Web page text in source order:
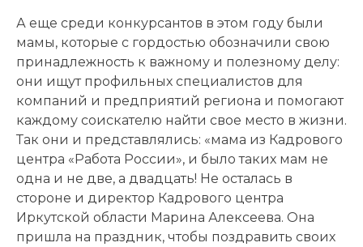
А еще среди конкурсантов в этом году были
мамы, которые с гордостью обозначили свою
принадлежность к важному и полезному делу:
они ищут профильных специалистов для
компаний и предприятий региона и помогают
каждому соискателю найти свое место в жизни.
Так они и представлялись: «мама из Кадрового
центра «Работа России», и было таких мам не
одна и не две, а двадцать! Не осталась в
стороне и директор Кадрового центра
Иркутской области Марина Алексеева. Она
пришла на праздник, чтобы поздравить своих